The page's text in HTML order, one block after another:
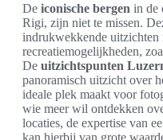
De iconische bergen in de
Rigi, zijn niet te missen.
indrukwekkende uitzichten
recreatiemogelijkheden,
De uitzichtspunten
panoramisch uitzicht over
ideale plek maakt voor
wie meer wil ontdekken
locaties, de expertise van
kan hierbij van grote